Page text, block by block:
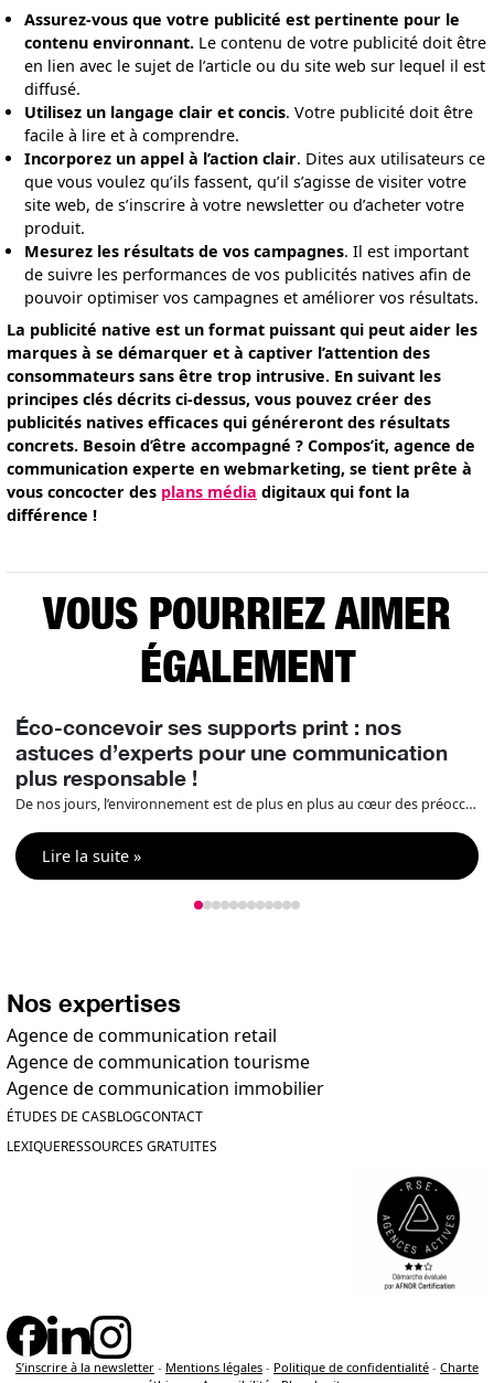
Assurez-vous que votre publicité est pertinente pour le
contenu environnant. Le contenu de votre publicité doit être
en lien avec le sujet de l’article ou du site web sur lequel il est
diffusé.
Utilisez un langage clair et concis. Votre publicité doit être
facile à lire et à comprendre.
Incorporez un appel à l’action clair. Dites aux utilisateurs ce
que vous voulez qu’ils fassent, qu’il s’agisse de visiter votre
site web, de s’inscrire à votre newsletter ou d’acheter votre
produit.
Mesurez les résultats de vos campagnes. Il est important
de suivre les performances de vos publicités natives afin de
pouvoir optimiser vos campagnes et améliorer vos résultats.
La publicité native est un format puissant qui peut aider les
marques à se démarquer et à captiver l’attention des
consommateurs sans être trop intrusive. En suivant les
principes clés décrits ci-dessus, vous pouvez créer des
publicités natives efficaces qui généreront des résultats
concrets. Besoin d’être accompagné ? Compos’it, agence de
communication experte en webmarketing, se tient prête à
vous concocter des plans média digitaux qui font la
différence !
VOUS POURRIEZ AIMER
ÉGALEMENT
Éco-concevoir ses supports print : nos
astuces d’experts pour une communication
plus responsable !
De nos jours, l’environnement est de plus en plus au cœur des préoccupations et des engagements RSE des entreprises ce qui fait de l’éco-conception un enjeu majeur. Il est donc essentiel d’intégrer cette dimension à vos projets en print / signalétique / événementiel. Compos’it vous aide et vous donne des outils pour être un expert […]
Lire la suite »
Nos expertises
Agence de communication retail
Agence de communication tourisme
Agence de communication immobilier
ÉTUDES DE CASBLOGCONTACT
LEXIQUERESSOURCES GRATUITES
S’inscrire à la newsletter - Mentions légales - Politique de confidentialité - Charte